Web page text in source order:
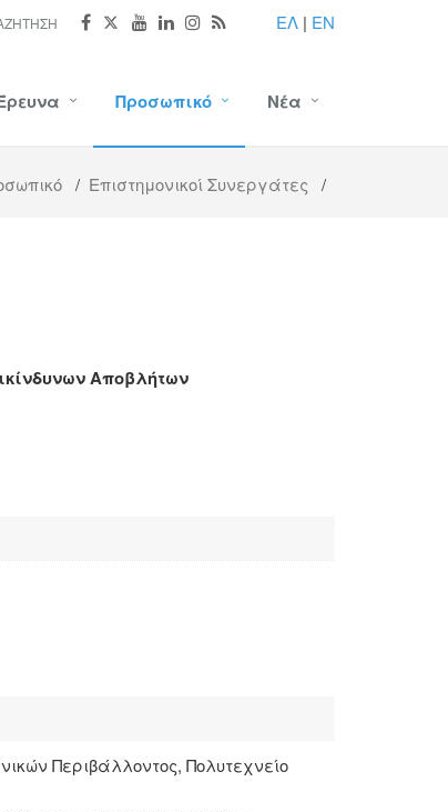
ΕΛ | EN
Προσωπικό Νέα
/ Επιστημονικοί Συνεργάτες /
Αποβλήτων
Περιβάλλοντος, Πολυτεχνείο